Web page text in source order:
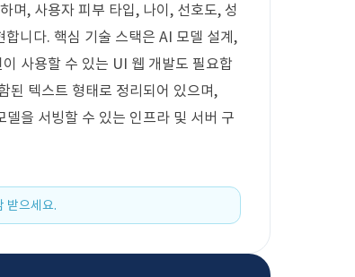
며, 사용자 피부 타입, 나이, 선호도, 성
니다. 핵심 기술 스택은 AI 모델 설계,
사용할 수 있는 UI 웹 개발도 필요합
된 텍스트 형태로 정리되어 있으며,
을 서빙할 수 있는 인프라 및 서버 구
받으세요.